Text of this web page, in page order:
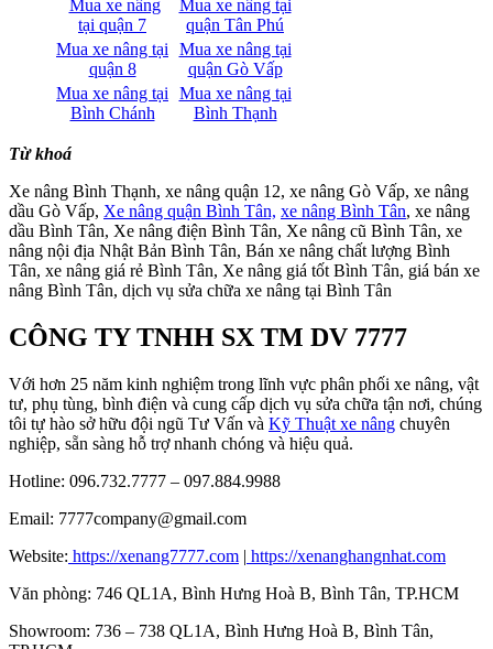
Mua xe nâng
tại quận 7
Mua xe nâng tại
quận Tân Phú
Mua xe nâng tại
quận 8
Mua xe nâng tại
quận Gò Vấp
Mua xe nâng tại
Bình Chánh
Mua xe nâng tại
Bình Thạnh
Từ khoá
Xe nâng Bình Thạnh, xe nâng quận 12, xe nâng Gò Vấp, xe nâng
dầu Gò Vấp, Xe nâng quận Bình Tân, xe nâng Bình Tân, xe nâng
dầu Bình Tân, Xe nâng điện Bình Tân, Xe nâng cũ Bình Tân, xe
nâng nội địa Nhật Bản Bình Tân, Bán xe nâng chất lượng Bình
Tân, xe nâng giá rẻ Bình Tân, Xe nâng giá tốt Bình Tân, giá bán xe
nâng Bình Tân, dịch vụ sửa chữa xe nâng tại Bình Tân
CÔNG TY TNHH SX TM DV 7777
Với hơn 25 năm kinh nghiệm trong lĩnh vực phân phối xe nâng, vật
tư, phụ tùng, bình điện và cung cấp dịch vụ sửa chữa tận nơi, chúng
tôi tự hào sở hữu đội ngũ Tư Vấn và Kỹ Thuật xe nâng chuyên
nghiệp, sẵn sàng hỗ trợ nhanh chóng và hiệu quả.
Hotline: 096.732.7777 – 097.884.9988
Email: 7777company@gmail.com
Website: https://xenang7777.com | https://xenanghangnhat.com
Văn phòng: 746 QL1A, Bình Hưng Hoà B, Bình Tân, TP.HCM
Showroom: 736 – 738 QL1A, Bình Hưng Hoà B, Bình Tân,